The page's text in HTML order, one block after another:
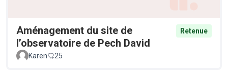
Aménagement du site de
l’observatoire de Pech David
Retenue
Karen 25